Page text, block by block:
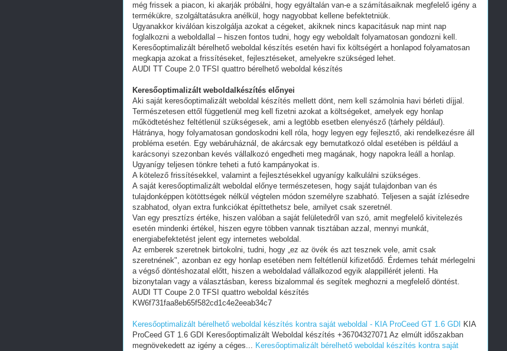
még frissek a piacon, ki akarják próbálni, hogy egyáltalán van-e a számításaiknak megfelelő igény a
termékükre, szolgáltatásukra anélkül, hogy nagyobbat kellene befektetniük.
Ugyanakkor kiválóan kiszolgálja azokat a cégeket, akiknek nincs kapacitásuk nap mint nap
foglalkozni a weboldallal – hiszen fontos tudni, hogy egy weboldalt folyamatosan gondozni kell.
Keresőoptimalizált bérelhető weboldal készítés esetén havi fix költségért a honlapod folyamatosan
megkapja azokat a frissítéseket, fejlesztéseket, amelyekre szükséged lehet.
AUDI TT Coupe 2.0 TFSI quattro bérelhető weboldal készítés
Keresőoptimalizált weboldalkészítés előnyei
Aki saját keresőoptimalizált weboldal készítés mellett dönt, nem kell számolnia havi bérleti díjjal.
Természetesen ettől függetlenül meg kell fizetni azokat a költségeket, amelyek egy honlap
működtetéshez feltétlenül szükségesek, ami a legtöbb esetben elenyésző (tárhely például).
Hátránya, hogy folyamatosan gondoskodni kell róla, hogy legyen egy fejlesztő, aki rendelkezésre áll
probléma esetén. Egy webáruháznál, de akárcsak egy bemutatkozó oldal esetében is például a
karácsonyi szezonban kevés vállalkozó engedheti meg magának, hogy napokra leáll a honlap.
Ugyanígy teljesen tönkre teheti a futó kampányokat is.
A kötelező frissítésekkel, valamint a fejlesztésekkel ugyanígy kalkulálni szükséges.
A saját keresőoptimalizált weboldal előnye természetesen, hogy saját tulajdonban van és
tulajdonképpen kötöttségek nélkül végtelen módon személyre szabható. Teljesen a saját ízlésedre
szabhatod, olyan extra funkciókat építtethetsz bele, amilyet csak szeretnél.
Van egy presztízs értéke, hiszen valóban a saját felületedről van szó, amit megfelelő kivitelezés
esetén mindenki értékel, hiszen egyre többen vannak tisztában azzal, mennyi munkát,
energiabefektetést jelent egy internetes weboldal.
Az emberek szeretnek birtokolni, tudni, hogy „ez az övék és azt tesznek vele, amit csak
szeretnének", azonban ez egy honlap esetében nem feltétlenül kifizetődő. Érdemes tehát mérlegelni
a végső döntéshozatal előtt, hiszen a weboldalad vállalkozod egyik alappillérét jelenti. Ha
bizonytalan vagy a választásban, keress bizalommal és segítek meghozni a megfelelő döntést.
AUDI TT Coupe 2.0 TFSI quattro weboldal készítés
KW6f731faa8eb65f582cd1c4e2eeab34c7
Keresőoptimalizált bérelhető weboldal készítés kontra saját weboldal - KIA ProCeed GT 1.6 GDI
KIA
ProCeed GT 1.6 GDI Keresőoptimalizált Weboldal készítés +36704327071 Az elmúlt időszakban
megnövekedett az igény a céges... Keresőoptimalizált bérelhető weboldal készítés kontra saját